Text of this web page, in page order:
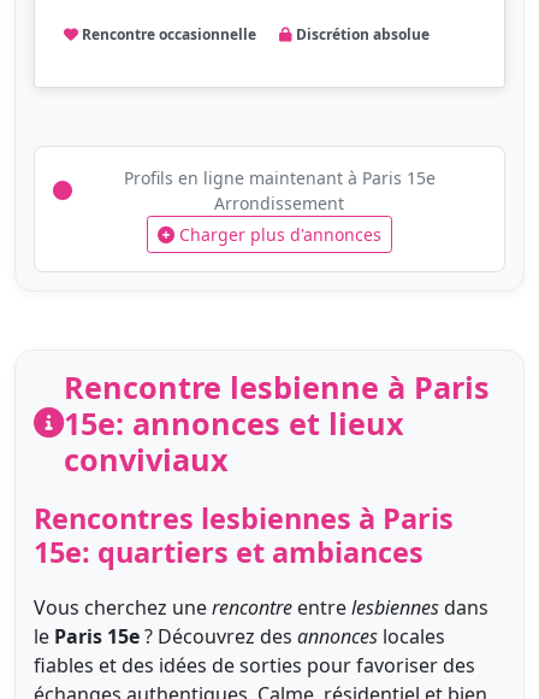
Rencontre occasionnelle Discrétion absolue
Profils en ligne maintenant à Paris 15e
Arrondissement
Charger plus d'annonces
Rencontre lesbienne à Paris
15e: annonces et lieux
conviviaux
Rencontres lesbiennes à Paris
15e: quartiers et ambiances
Vous cherchez unerencontre entrelesbiennesdans
le Paris 15e? Découvrez des annonces locales
fiables et des idées de sorties pour favoriser des
échanges authentiques. Calme, résidentiel et bien